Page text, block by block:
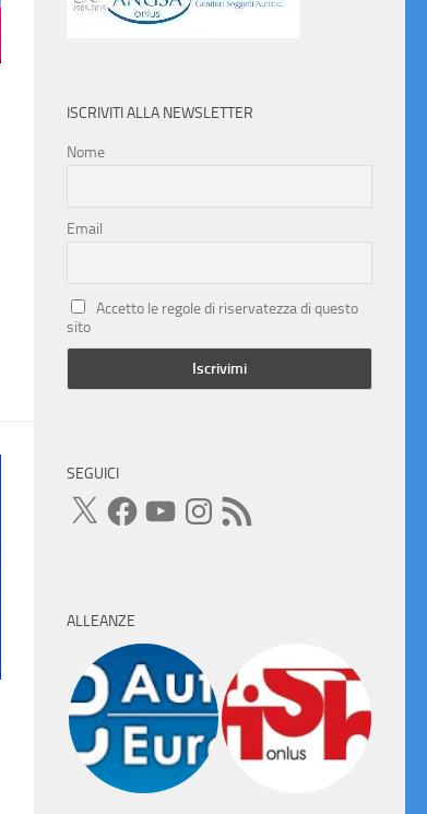
ISCRIVITI ALLA NEWSLETTER
Nome
Email
Accetto le regole di riservatezza di questo
sito
SEGUICI
X FacebookYouTubeInstagram
Feed
RSS
ALLEANZE